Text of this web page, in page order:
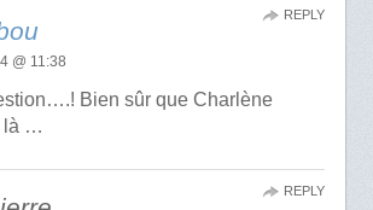
@ 11:38
Bien sûr que Charlène
là …
REPLY
REPLY